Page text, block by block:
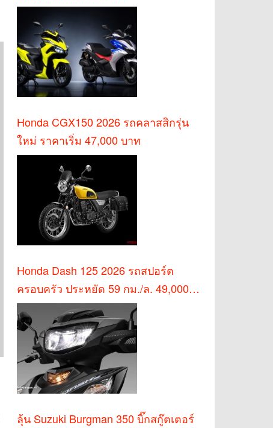
Honda CGX150 2026 รถคลาสสิกรุ่น
ใหม่ ราคาเริ่ม 47,000 บาท
Honda Dash 125 2026 รถสปอร์ต
ครอบครัว ประหยัด 59 กม./ล. 49,000
บาท
ลุ้น Suzuki Burgman 350 บิ๊กสกู๊ตเตอร์